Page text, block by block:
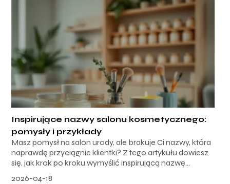
Inspirujące nazwy salonu kosmetycznego:
pomysły i przykłady
Masz pomysł na salon urody, ale brakuje Ci nazwy, która
naprawdę przyciągnie klientki? Z tego artykułu dowiesz
się, jak krok po kroku wymyślić inspirującą nazwę...
2026-04-18